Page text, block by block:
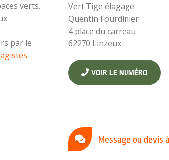
verts.
par le
Vert Tige élagage
Quentin Fourdinier
4 place du carreau
62270 Linzeux
VOIR LE NUMÉRO
Message ou devis